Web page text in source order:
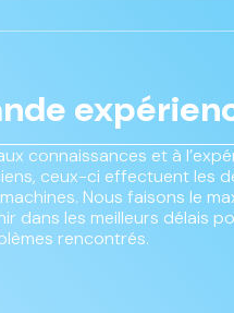
connaissances et à
ceux-ci effectuent les
Nous faisons le
dans les meilleurs délais
rencontrés.